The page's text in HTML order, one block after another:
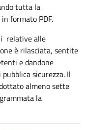
tutta la
formato PDF.
relative alle
è rilasciata, sentite
e dandone
sicurezza. Il
almeno sette
la